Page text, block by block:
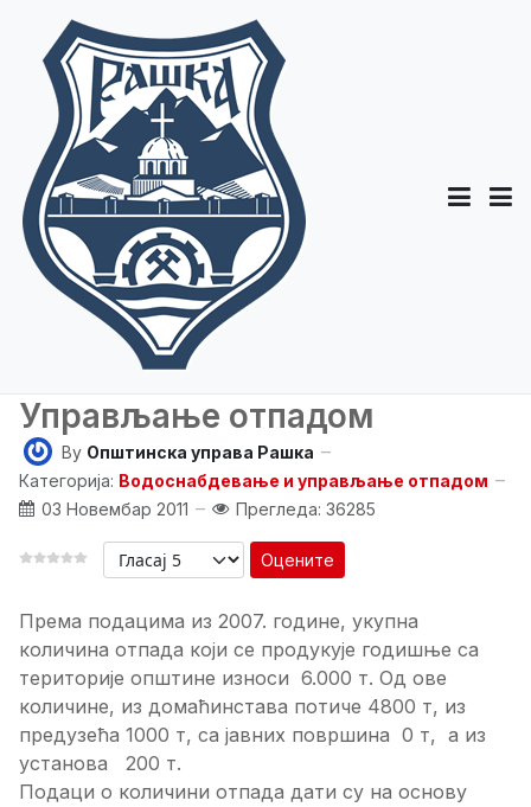
Управљање отпадом
By Општинска управа Рашка
Категорија: Водоснабдевање и управљање отпадом
03 Новембар 2011
Прегледа: 36285
Оцените
Према подацима из 2007. године, укупна
количина отпада који се продукује годишње са
територије општине износи 6.000 т. Од ове
количине, из домаћинстава потиче 4800 т, из
предузећа 1000 т, са јавних површина 0 т, а из
установа 200 т.
Подаци о количини отпада дати су на основу